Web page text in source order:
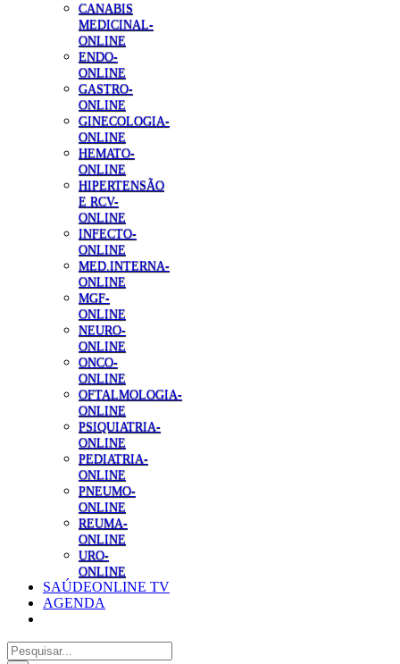
CANABIS
MEDICINAL-
ONLINE
ENDO-
ONLINE
GASTRO-
ONLINE
GINECOLOGIA-
ONLINE
HEMATO-
ONLINE
HIPERTENSÃO
E RCV-
ONLINE
INFECTO-
ONLINE
MED.INTERNA-
ONLINE
MGF-
ONLINE
NEURO-
ONLINE
ONCO-
ONLINE
OFTALMOLOGIA-
ONLINE
PSIQUIATRIA-
ONLINE
PEDIATRIA-
ONLINE
PNEUMO-
ONLINE
REUMA-
ONLINE
URO-
ONLINE
SAÚDEONLINE TV
AGENDA
Pesquisar